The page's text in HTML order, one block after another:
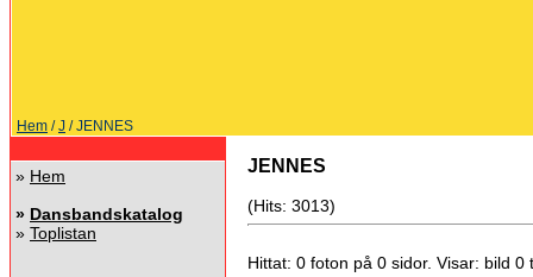
Hem /J / JENNES
» Hem
» Dansbandskatalog
» Toplistan
JENNES
(Hits: 3013)
Hittat: 0 foton på 0 sidor. Visar: bild 0